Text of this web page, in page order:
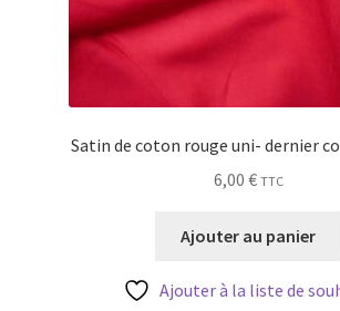
Satin de coton rouge uni- dernier
6,00 € TTC
Ajouter au panier
Ajouter à la liste de